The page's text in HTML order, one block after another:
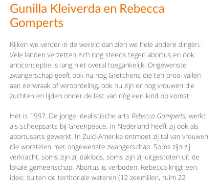
Gunilla Kleiverda en Rebecca
Gomperts
Kijken we verder in de wereld dan zien we hele andere dingen.
Vele landen verzetten zich nog steeds tegen abortus en ook
anticonceptie is lang niet overal toegankelijk. Ongewenste
zwangerschap geeft ook nu nog Gretchens die ten prooi vallen
aan eerwraak of veroordeling, ook nu zijn er nog vrouwen die
zuchten en lijden onder de last van nòg een kind op komst.
Het is 1997. De jonge idealistische arts Rebecca Gomperts, werkt
als scheepsarts bij Greenpeace. In Nederland heeft zij ook als
abortusarts gewerkt. In Zuid-Amerika ontmoet zij tal van vrouwen
die worstelen met ongewenste zwangerschap. Soms zijn zij
verkracht, soms zijn zij dakloos, soms zijn zij uitgestoten uit de
lokale gemeenschap. Abortus is verboden. Rebecca krijgt een
idee: buiten de territoriale wateren (12 zeemijlen, ruim 22